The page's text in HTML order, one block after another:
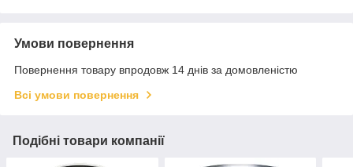
Умови повернення
Повернення товару впродовж 14 днів за домовленістю
Всі умови повернення
Подібні товари компанії